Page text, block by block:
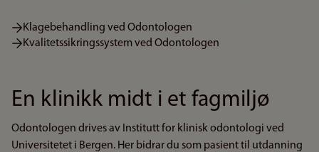
Klagebehandling ved Odontologen
Kvalitetssikringssystem ved Odontologen
En klinikk midt i et fagmiljø
Odontologen drives av Institutt for klinisk odontologi ved
Universitetet i Bergen. Her bidrar du som pasient til utdanning